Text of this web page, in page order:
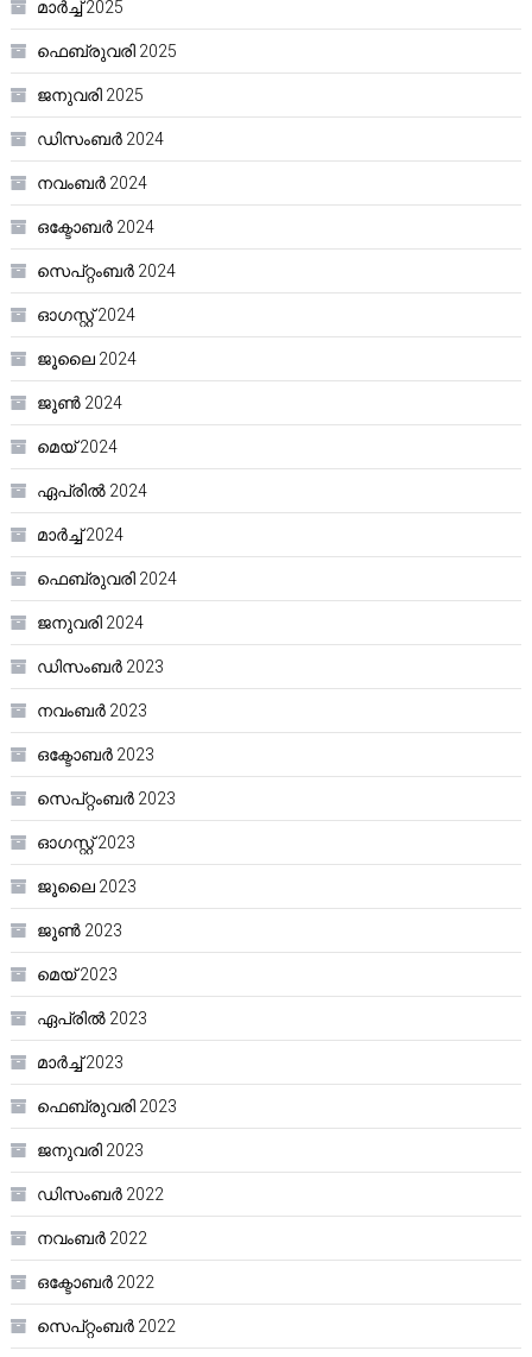
മാർച്ച്‌ 2025
ഫെബ്രുവരി 2025
ജനുവരി 2025
ഡിസംബർ 2024
നവംബർ 2024
ഒക്ടോബർ 2024
സെപ്റ്റംബർ 2024
ഓഗസ്റ്റ്‌ 2024
ജൂലൈ 2024
ജൂൺ 2024
മെയ്‌ 2024
ഏപ്രിൽ 2024
മാർച്ച്‌ 2024
ഫെബ്രുവരി 2024
ജനുവരി 2024
ഡിസംബർ 2023
നവംബർ 2023
ഒക്ടോബർ 2023
സെപ്റ്റംബർ 2023
ഓഗസ്റ്റ്‌ 2023
ജൂലൈ 2023
ജൂൺ 2023
മെയ്‌ 2023
ഏപ്രിൽ 2023
മാർച്ച്‌ 2023
ഫെബ്രുവരി 2023
ജനുവരി 2023
ഡിസംബർ 2022
നവംബർ 2022
ഒക്ടോബർ 2022
സെപ്റ്റംബർ 2022